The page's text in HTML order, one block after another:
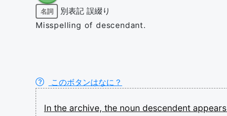
名詞 別表記 誤綴り
Misspelling of descendant.
このボタンはなに？
In the archive, the noun descendent appears